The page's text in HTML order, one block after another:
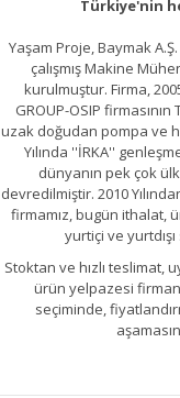
Türkiye'nin
Yaşam Proje, Baymak
çalışmış Makine
kurulmuştur. Firma,
GROUP-OSIP
uzak doğudan pompa ve
Yılında ''İRKA''
dünyanın pek çok
devredilmiştir. 2010
firmamız, bugün ithalat,
yurtiçi ve
Stoktan ve hızlı teslimat,
ürün yelpazesi
seçiminde,